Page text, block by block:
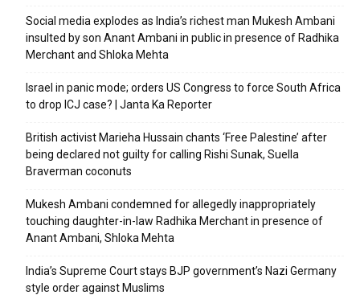
Social media explodes as India’s richest man Mukesh Ambani
insulted by son Anant Ambani in public in presence of Radhika
Merchant and Shloka Mehta
Israel in panic mode; orders US Congress to force South Africa
to drop ICJ case? | Janta Ka Reporter
British activist Marieha Hussain chants ‘Free Palestine’ after
being declared not guilty for calling Rishi Sunak, Suella
Braverman coconuts
Mukesh Ambani condemned for allegedly inappropriately
touching daughter-in-law Radhika Merchant in presence of
Anant Ambani, Shloka Mehta
India’s Supreme Court stays BJP government’s Nazi Germany
style order against Muslims